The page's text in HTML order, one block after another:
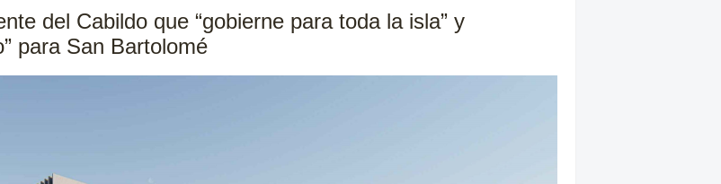
del Cabildo que “gobierne para toda la isla” y
para San Bartolomé